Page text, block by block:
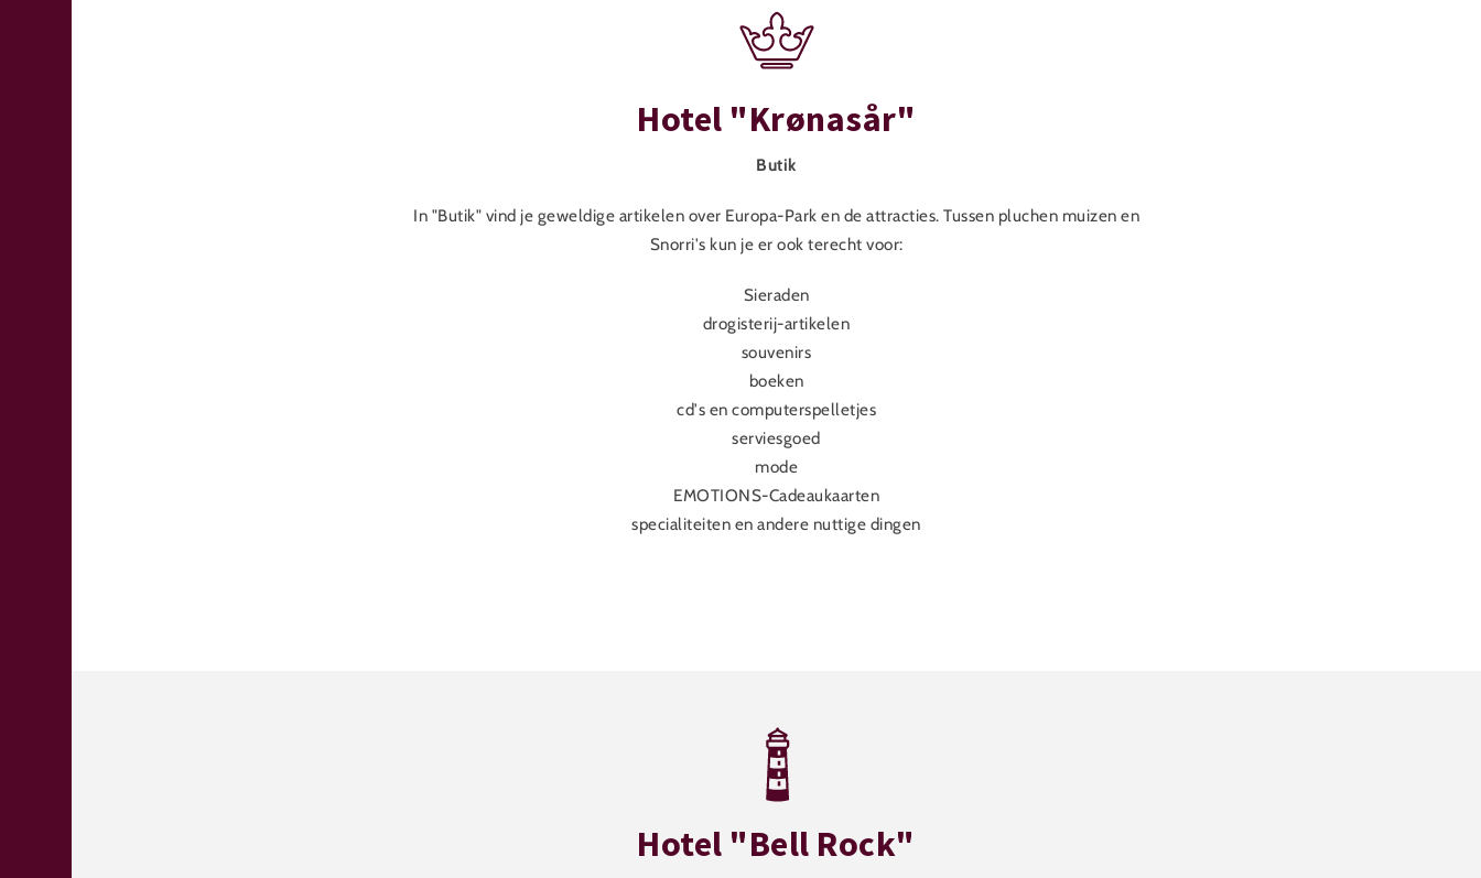
Hotel "Krønasår"
Butik
In "Butik" vind je geweldige artikelen over Europa-Park en de attracties. Tussen pluchen muizen en
Snorri's kun je er ook terecht voor:
Sieraden
drogisterij-artikelen
souvenirs
boeken
cd's en computerspelletjes
serviesgoed
mode
EMOTIONS-Cadeaukaarten
specialiteiten en andere nuttige dingen
Hotel "Bell Rock"